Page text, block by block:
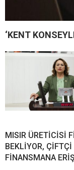
‘KENT
MISIR ÜRETİCİSİ
BEKLİYOR, ÇİFTÇİ
FİNANSMANA